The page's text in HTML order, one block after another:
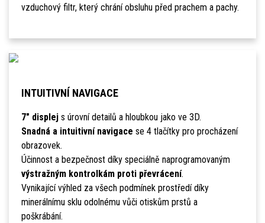
vzduchový filtr, který chrání obsluhu před prachem a pachy.
INTUITIVNÍ NAVIGACE
7" displejs úrovní detailů a hloubkou jako ve 3D.
Snadná a intuitivní navigace se 4 tlačítky pro procházení
obrazovek.
Účinnost a bezpečnost díky speciálně naprogramovaným
výstražným kontrolkám proti převrácení.
Vynikající výhled za všech podmínek prostředí díky
minerálnímu sklu odolnému vůči otiskům prstů a
poškrábání.